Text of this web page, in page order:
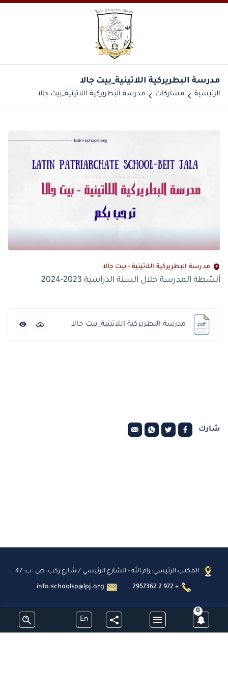
0
En
مدرسة البطريركية اللاتينية_بيت جالا
الرئيسية مشاركات مدرسة البطريركية اللاتينية_بيت جالا
مدرسة البطريركية اللاتينية - بيت جالا
أنشطة المدرسة خلال السنة الدراسية 2023-2024
مدرسة البطريركية اللاتينية_بيت جالا
شارك
المكتب الرئيسي: رام الله - الشارع الرئيسي / شارع ركب، ص. ب: 47
2957362 2 972 +
info.schoolsp@lpj.org